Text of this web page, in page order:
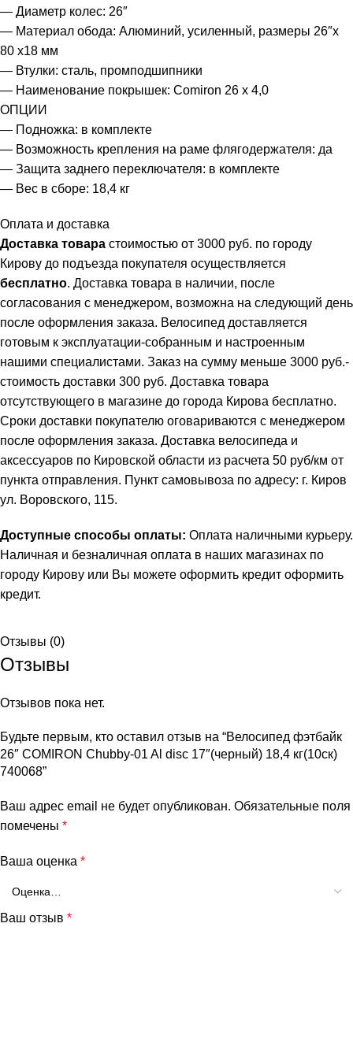
— Диаметр колес: 26″
— Материал обода: Алюминий, усиленный, размеры 26″x
80 x18 мм
— Втулки: сталь, промподшипники
— Наименование покрышек: Comiron 26 х 4,0
ОПЦИИ
— Подножка: в комплекте
— Возможность крепления на раме флягодержателя: да
— Защита заднего переключателя: в комплекте
— Вес в сборе: 18,4 кг
Оплата и доставка
Доставка товара стоимостью от 3000 руб. по городу
Кирову до подъезда покупателя осуществляется
бесплатно. Доставка товара в наличии, после
согласования с менеджером, возможна на следующий день
после оформления заказа. Велосипед доставляется
готовым к эксплуатации-собранным и настроенным
нашими специалистами. Заказ на сумму меньше 3000 руб.-
стоимость доставки 300 руб. Доставка товара
отсутствующего в магазине до города Кирова бесплатно.
Сроки доставки покупателю оговариваются с менеджером
после оформления заказа. Доставка велосипеда и
аксессуаров по Кировской области из расчета 50 руб/км от
пункта отправления. Пункт самовывоза по адресу: г. Киров
ул. Воровского, 115.
Доступные способы оплаты: Оплата наличными курьеру.
Наличная и безналичная оплата в наших магазинах по
городу Кирову или Вы можете оформить кредит оформить
кредит.
Отзывы (0)
Отзывы
Отзывов пока нет.
Будьте первым, кто оставил отзыв на “Велосипед фэтбайк
26″ COMIRON Chubby-01 Al disc 17″(черный) 18,4 кг(10cк)
740068”
Ваш адрес email не будет опубликован. Обязательные поля
помечены *
Ваша оценка *
Ваш отзыв *